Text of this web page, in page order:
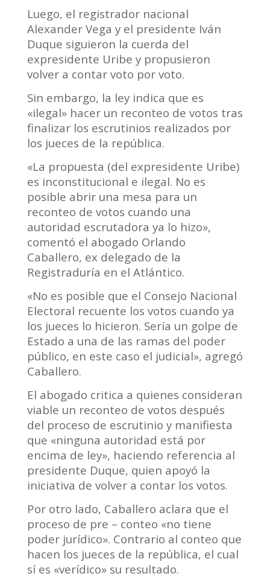
Luego, el registrador nacional
Alexander Vega y el presidente Iván
Duque siguieron la cuerda del
expresidente Uribe y propusieron
volver a contar voto por voto.
Sin embargo, la ley indica que es
«ilegal» hacer un reconteo de votos tras
finalizar los escrutinios realizados por
los jueces de la república.
«La propuesta (del expresidente Uribe)
es inconstitucional e ilegal. No es
posible abrir una mesa para un
reconteo de votos cuando una
autoridad escrutadora ya lo hizo»,
comentó el abogado Orlando
Caballero, ex delegado de la
Registraduría en el Atlántico.
«No es posible que el Consejo Nacional
Electoral recuente los votos cuando ya
los jueces lo hicieron. Sería un golpe de
Estado a una de las ramas del poder
público, en este caso el judicial», agregó
Caballero.
El abogado critica a quienes consideran
viable un reconteo de votos después
del proceso de escrutinio y manifiesta
que «ninguna autoridad está por
encima de ley», haciendo referencia al
presidente Duque, quien apoyó la
iniciativa de volver a contar los votos.
Por otro lado, Caballero aclara que el
proceso de pre – conteo «no tiene
poder jurídico». Contrario al conteo que
hacen los jueces de la república, el cual
sí es «verídico» su resultado.